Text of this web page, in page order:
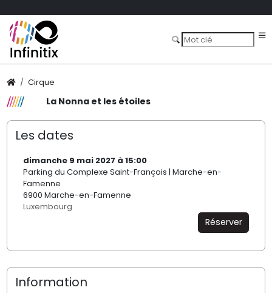
Cirque
La Nonna et les étoiles
Les dates
dimanche 9 mai 2027 à 15:00
Parking du Complexe Saint-François | Marche-en-
Famenne
6900 Marche-en-Famenne
Luxembourg
Réserver
Information